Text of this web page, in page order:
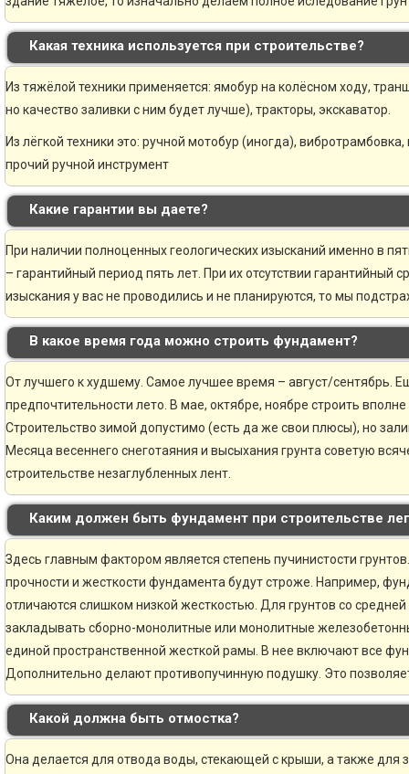
Какая техника используется при строительстве?
Из тяжёлой техники применяется: ямобур на колёсном ходу,
но качество заливки с ним будет лучше), тракторы, экскаватор.
Из лёгкой техники это: ручной мотобур (иногда),
прочий ручной инструмент
Какие гарантии вы даете?
При наличии полноценных геологических изысканий именно в
– гарантийный период пять лет. При их отсутствии гарантийный
изыскания у вас не проводились и не планируются, то мы
В какое время года можно строить фундамент?
От лучшего к худшему. Самое лучшее время – август/сентябрь.
предпочтительности лето. В мае, октябре, ноябре строить
Строительство зимой допустимо (есть да же свои плюсы), но
Месяца весеннего снеготаяния и высыхания грунта советую
строительстве незаглубленных лент.
Каким должен быть фундамент при строительстве
Здесь главным фактором является степень пучинистости
прочности и жесткости фундамента будут строже. Например,
отличаются слишком низкой жесткостью. Для грунтов со
закладывать сборно-монолитные или монолитные
единой пространственной жесткой рамы. В нее включают все
Дополнительно делают противопучинную подушку. Это
Какой должна быть отмостка?
Она делается для отвода воды, стекающей с крыши, а также для